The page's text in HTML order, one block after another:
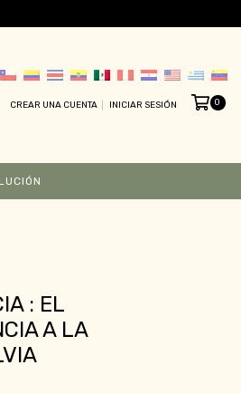
CREAR UNA CUENTA INICIAR SESIÓN 0
: EL
A LA